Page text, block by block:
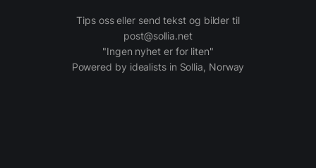
Tips oss eller send tekst og bilder til
post@sollia.net
"Ingen nyhet er for liten"
Powered by idealists in Sollia, Norway